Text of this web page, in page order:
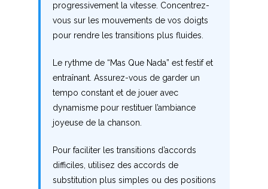
progressivement la vitesse. Concentrez-
vous sur les mouvements de vos doigts
pour rendre les transitions plus fluides.
Le rythme de “Mas Que Nada” est festif et
entraînant. Assurez-vous de garder un
tempo constant et de jouer avec
dynamisme pour restituer l’ambiance
joyeuse de la chanson.
Pour faciliter les transitions d’accords
difficiles, utilisez des accords de
substitution plus simples ou des positions
P
Q
R
S
U
V